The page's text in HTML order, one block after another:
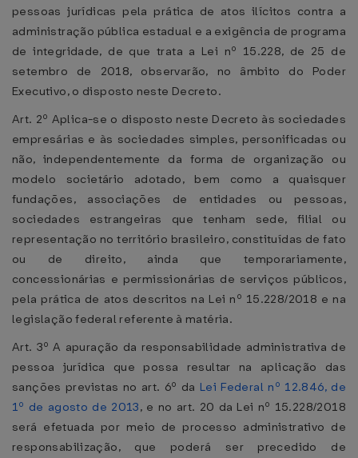
pessoas jurídicas pela prática de atos ilícitos contra a
administração pública estadual e a exigência de programa
de integridade, de que trata a Lei nº 15.228, de 25 de
setembro de 2018, observarão, no âmbito do Poder
Executivo, o disposto neste Decreto.
Art. 2º Aplica-se o disposto neste Decreto às sociedades
empresárias e às sociedades simples, personificadas ou
não, independentemente da forma de organização ou
modelo societário adotado, bem como a quaisquer
fundações, associações de entidades ou pessoas,
sociedades estrangeiras que tenham sede, filial ou
representação no território brasileiro, constituídas de fato
ou de direito, ainda que temporariamente,
concessionárias e permissionárias de serviços públicos,
pela prática de atos descritos na Lei nº 15.228/2018 e na
legislação federal referente à matéria.
Art. 3º A apuração da responsabilidade administrativa de
pessoa jurídica que possa resultar na aplicação das
sanções previstas no art. 6º da Lei Federal nº 12.846, de
1º de agosto de 2013, e no art. 20 da Lei nº 15.228/2018
será efetuada por meio de processo administrativo de
responsabilização, que poderá ser precedido de